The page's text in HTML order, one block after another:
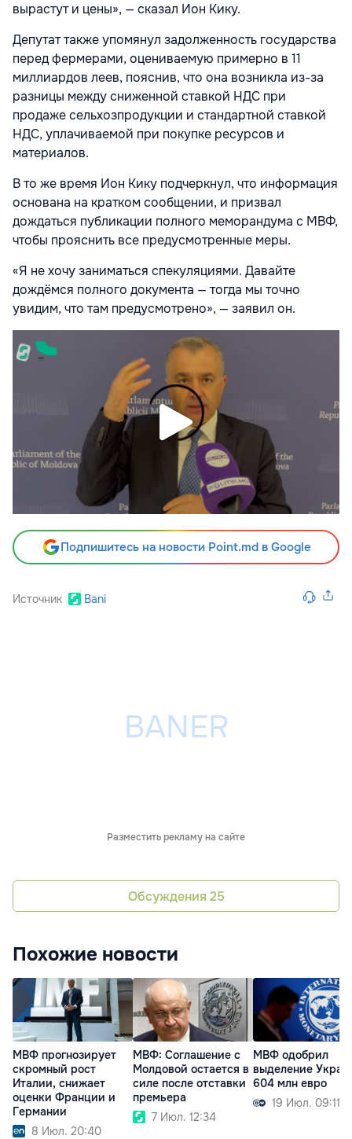
вырастут и цены», — сказал Ион Кику.
Депутат также упомянул задолженность государства
перед фермерами, оцениваемую примерно в 11
миллиардов леев, пояснив, что она возникла из-за
разницы между сниженной ставкой НДС при
продаже сельхозпродукции и стандартной ставкой
НДС, уплачиваемой при покупке ресурсов и
материалов.
В то же время Ион Кику подчеркнул, что информация
основана на кратком сообщении, и призвал
дождаться публикации полного меморандума с МВФ,
чтобы прояснить все предусмотренные меры.
«Я не хочу заниматься спекуляциями. Давайте
дождёмся полного документа — тогда мы точно
увидим, что там предусмотрено», — заявил он.
Подпишитесь на новости Point.md в Google
Источник Bani
Разместить рекламу на сайте
Обсуждения 25
Похожие новости
МВФ прогнозирует
скромный рост
Италии, снижает
оценки Франции и
Германии
8 Июл. 20:40
МВФ: Соглашение с
Молдовой остается в
силе после отставки
премьера
7 Июл. 12:34
МВФ одобрил
выделение
604 млн евро
19 Июл. 09:11